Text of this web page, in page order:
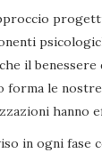
il
forma le
hanno
in ogni fase